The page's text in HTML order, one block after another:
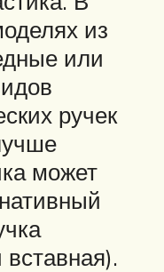
из
или
ручек
может